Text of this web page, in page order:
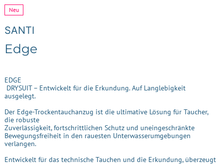
Neu
SANTI
Edge
EDGE
DRYSUIT – Entwickelt für die Erkundung. Auf Langlebigkeit
ausgelegt.
Der Edge-Trockentauchanzug ist die ultimative Lösung für Taucher,
die robuste
Zuverlässigkeit, fortschrittlichen Schutz und uneingeschränkte
Bewegungsfreiheit in den rauesten Unterwasserumgebungen
verlangen.
Entwickelt für das technische Tauchen und die Erkundung, überzeugt